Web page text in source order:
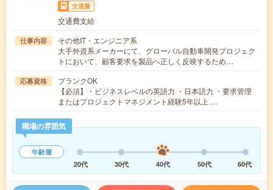
交通費
交通費支給
仕事内容
その他IT・エンジニア系
大手外資系メーカーにて、グローバル自動車開発プロジェク
トにおいて、顧客要求を製品へ正しく反映するため…
応募資格
ブランクOK
【必須】・ビジネスレベルの英語力 ・日本語力 ・要求管理
またはプロジェクトマネジメント経験5年以上 …
職場の雰囲気
年齢層
20代
30代 40代 50代 60代